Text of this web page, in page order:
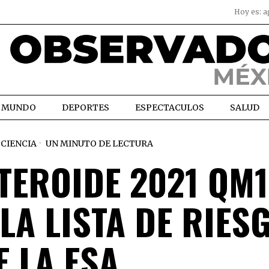
Hoy es:
MUNDO DEPORTES ESPECTACULOS SALUD
CIENCIA UN MINUTO DE LECTURA
2021
LISTA DE